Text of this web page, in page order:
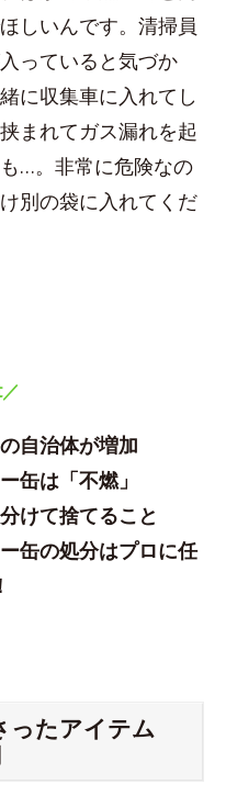
しいんです。清掃員
っていると気づか
に収集車に入れてし
まれてガス漏れを起
…。非常に危険なの
別の袋に入れてくだ
自治体が増加
缶は「不燃」
けて捨てること
缶の処分はプロに任
ったアイテム